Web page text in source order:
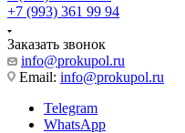
+7 (993) 361 99 94
Заказать звонок
info@prokupol.ru
Email: info@prokupol.ru
Telegram
WhatsApp